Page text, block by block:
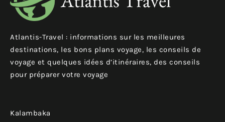
Atlantis-Travel : informations sur les meilleures
destinations, les bons plans voyage, les conseils de
voyage et quelques idées d’itinéraires, des conseils
pour préparer votre voyage
Kalambaka